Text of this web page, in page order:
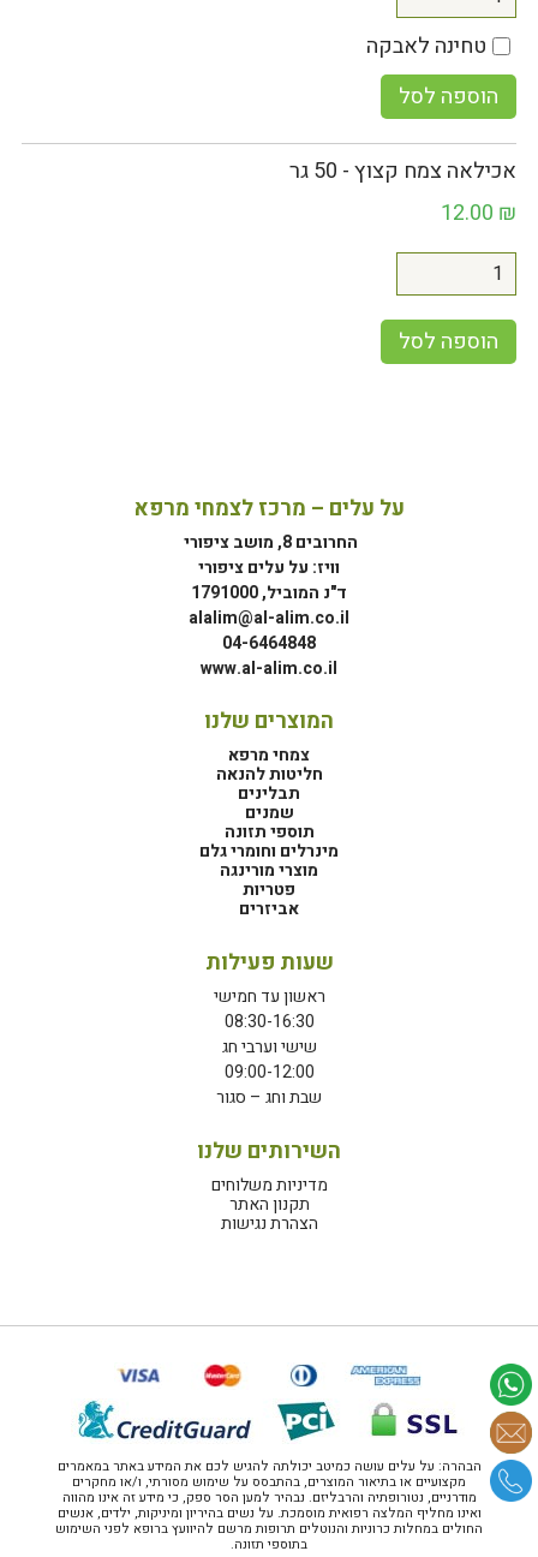
טחינה לאבקה
הוספה לסל
אכילאה צמח קצוץ - 50 גר
12.00 ₪
הוספה לסל
על עלים – מרכז לצמחי מרפא
החרובים 8, מושב ציפורי
וויז: על עלים ציפורי
ד"נ המוביל, 1791000
alalim@al-alim.co.il
04-6464848
www.al-alim.co.il
המוצרים שלנו
צמחי מרפא
חליטות להנאה
תבלינים
שמנים
תוספי תזונה
מינרלים וחומרי גלם
מוצרי מורינגה
פטריות
אביזרים
שעות פעילות
ראשון עד חמישי
08:30-16:30
שישי וערבי חג
09:00-12:00
שבת וחג – סגור
השירותים שלנו
מדיניות משלוחים
תקנון האתר
הצהרת נגישות
הבהרה: על עלים עושה כמיטב יכולתה להגיש לכם את המידע באתר במאמרים
מקצועיים או בתיאור המוצרים, בהתבסס על שימוש מסורתי, ו/או מחקרים
מודרניים, נטורופתיה והרבליזם. נבהיר למען הסר ספק, כי מידע זה אינו מהווה
ואינו מחליף המלצה רפואית מוסמכת. על נשים בהיריון ומיניקות, ילדים, אנשים
החולים במחלות כרוניות והנוטלים תרופות מרשם להיוועץ ברופא לפני השימוש
בתוספי תזונה.